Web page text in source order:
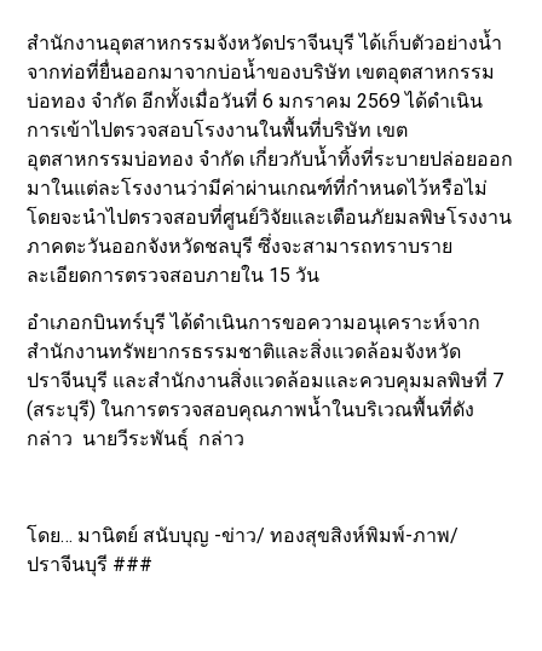
สำนักงานอุตสาหกรรมจังหวัดปราจีนบุรี ได้เก็บตัวอย่างน้ำ
จากท่อที่ยื่นออกมาจากบ่อน้ำของบริษัท เขตอุตสาหกรรม
บ่อทอง จำกัด อีกทั้งเมื่อวันที่ 6 มกราคม 2569 ได้ดำเนิน
การเข้าไปตรวจสอบโรงงานในพื้นที่บริษัท เขต
อุตสาหกรรมบ่อทอง จำกัด เกี่ยวกับน้ำทิ้งที่ระบายปล่อยออก
มาในแต่ละโรงงานว่ามีค่าผ่านเกณฑ์ที่กำหนดไว้หรือไม่
โดยจะนำไปตรวจสอบที่ศูนย์วิจัยและเตือนภัยมลพิษโรงงาน
ภาคตะวันออกจังหวัดชลบุรี ซึ่งจะสามารถทราบราย
ละเอียดการตรวจสอบภายใน 15 วัน
อำเภอกบินทร์บุรี ได้ดำเนินการขอความอนุเคราะห์จาก
สำนักงานทรัพยากรธรรมชาติและสิ่งแวดล้อมจังหวัด
ปราจีนบุรี และสำนักงานสิ่งแวดล้อมและควบคุมมลพิษที่ 7
(สระบุรี) ในการตรวจสอบคุณภาพน้ำในบริเวณพื้นที่ดัง
กล่าว นายวีระพันธุ์ กล่าว
โดย… มานิตย์ สนับบุญ -ข่าว/ ทองสุขสิงห์พิมพ์-ภาพ/
ปราจีนบุรี ###